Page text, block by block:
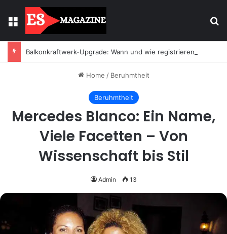
Menu
Balkonkraftwerk-Upgrade: Wann und wie registrieren
Home / Beruhmtheit
Beruhmtheit
Mercedes Blanco: Ein Name,
Viele Facetten – Von
Wissenschaft bis Stil
Admin 13